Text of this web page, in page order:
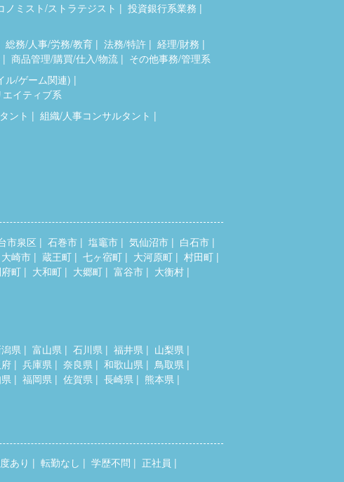
ノミスト/ストラテジスト
投資銀行系業務
総務/人事/労務/教育 法務/特許
経理/財務
商品管理/購買/仕入/物流
その他事務/管理系
ル/ゲーム関連)
イティブ系
ント
組織/人事コンサルタント
市泉区 石巻市 塩竈市 気仙沼市
白石市
大崎市 蔵王町 七ヶ宿町 大河原町
村田町
町 大和町 大郷町 富谷市
大衡村
県 富山県 石川県 福井県
山梨県
兵庫県 奈良県 和歌山県
鳥取県
福岡県 佐賀県 長崎県
熊本県
あり 転勤なし 学歴不問
正社員